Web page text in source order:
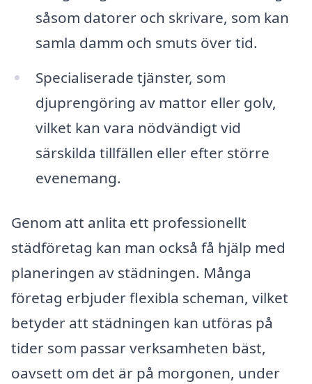
såsom datorer och skrivare, som kan
samla damm och smuts över tid.
Specialiserade tjänster, som
djuprengöring av mattor eller golv,
vilket kan vara nödvändigt vid
särskilda tillfällen eller efter större
evenemang.
Genom att anlita ett professionellt
städföretag kan man också få hjälp med
planeringen av städningen. Många
företag erbjuder flexibla scheman, vilket
betyder att städningen kan utföras på
tider som passar verksamheten bäst,
oavsett om det är på morgonen, under